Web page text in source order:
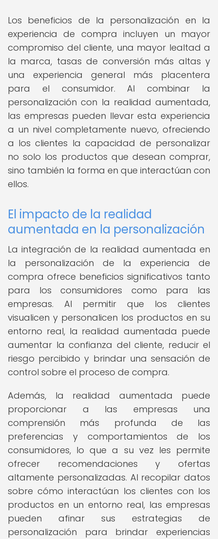
Los beneficios de la personalización en la
experiencia de compra incluyen un mayor
compromiso del cliente, una mayor lealtad a
la marca, tasas de conversión más altas y
una experiencia general más placentera
para el consumidor. Al combinar la
personalización con la realidad aumentada,
las empresas pueden llevar esta experiencia
a un nivel completamente nuevo, ofreciendo
a los clientes la capacidad de personalizar
no solo los productos que desean comprar,
sino también la forma en que interactúan con
ellos.
El impacto de la realidad
aumentada en la personalización
La integración de la realidad aumentada en
la personalización de la experiencia de
compra ofrece beneficios significativos tanto
para los consumidores como para las
empresas. Al permitir que los clientes
visualicen y personalicen los productos en su
entorno real, la realidad aumentada puede
aumentar la confianza del cliente, reducir el
riesgo percibido y brindar una sensación de
control sobre el proceso de compra.
Además, la realidad aumentada puede
proporcionar a las empresas una
comprensión más profunda de las
preferencias y comportamientos de los
consumidores, lo que a su vez les permite
ofrecer recomendaciones y ofertas
altamente personalizadas. Al recopilar datos
sobre cómo interactúan los clientes con los
productos en un entorno real, las empresas
pueden afinar sus estrategias de
personalización para brindar experiencias